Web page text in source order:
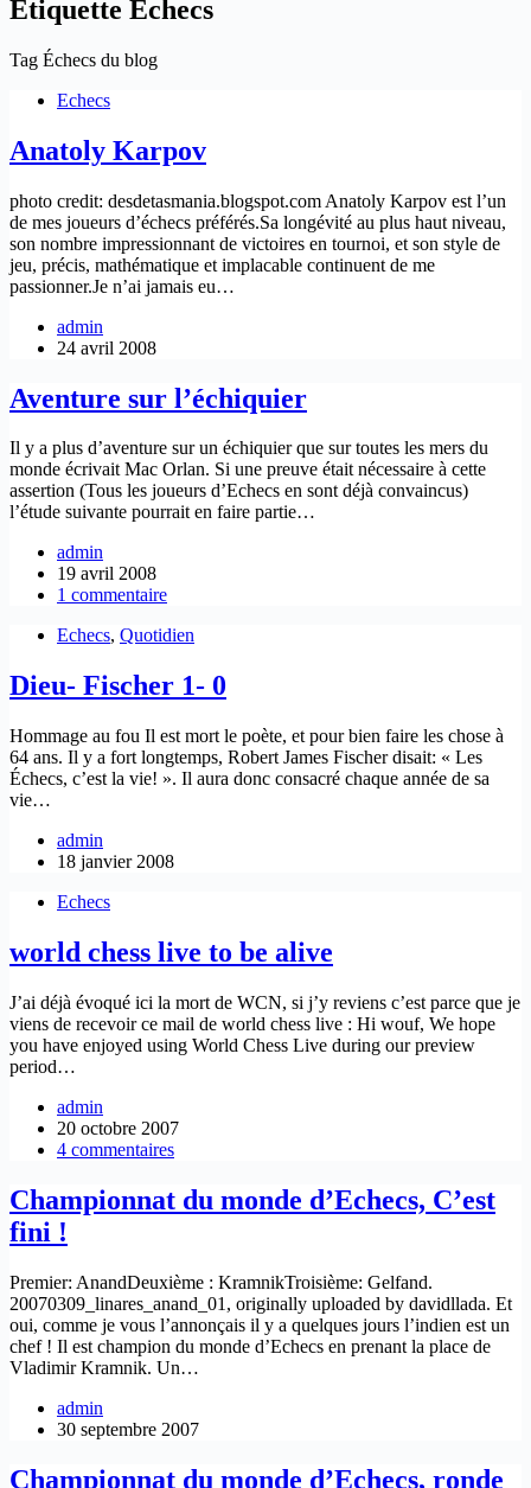
Étiquette Échecs
Tag Échecs du blog
Echecs
Anatoly Karpov
photo credit: desdetasmania.blogspot.com Anatoly Karpov est l’un
de mes joueurs d’échecs préférés.Sa longévité au plus haut niveau,
son nombre impressionnant de victoires en tournoi, et son style de
jeu, précis, mathématique et implacable continuent de me
passionner.Je n’ai jamais eu…
admin
24 avril 2008
Aventure sur l’échiquier
Il y a plus d’aventure sur un échiquier que sur toutes les mers du
monde écrivait Mac Orlan. Si une preuve était nécessaire à cette
assertion (Tous les joueurs d’Echecs en sont déjà convaincus)
l’étude suivante pourrait en faire partie…
admin
19 avril 2008
1 commentaire
Echecs, Quotidien
Dieu- Fischer 1- 0
Hommage au fou Il est mort le poète, et pour bien faire les chose à
64 ans. Il y a fort longtemps, Robert James Fischer disait: « Les
Échecs, c’est la vie! ». Il aura donc consacré chaque année de sa
vie…
admin
18 janvier 2008
Echecs
world chess live to be alive
J’ai déjà évoqué ici la mort de WCN, si j’y reviens c’est parce que je
viens de recevoir ce mail de world chess live : Hi wouf, We hope
you have enjoyed using World Chess Live during our preview
period…
admin
20 octobre 2007
4 commentaires
Championnat du monde d’Echecs, C’est
fini !
Premier: AnandDeuxième : KramnikTroisième: Gelfand.
20070309_linares_anand_01, originally uploaded by davidllada. Et
oui, comme je vous l’annonçais il y a quelques jours l’indien est un
chef ! Il est champion du monde d’Echecs en prenant la place de
Vladimir Kramnik. Un…
admin
30 septembre 2007
Championnat du monde d’Echecs, ronde